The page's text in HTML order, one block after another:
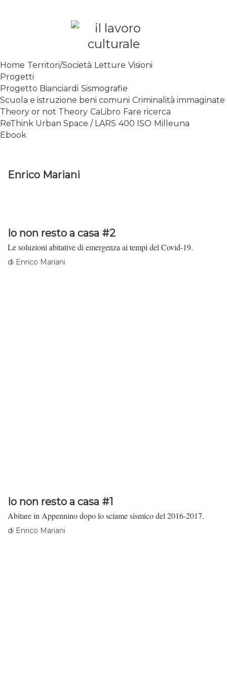
SPALANCARE LE FINESTRE DEI
CONTEMPORANEO
Home Territori/Società Letture Visioni
Progetti
Progetto Bianciardi Sismografie
Scuola e istruzione beni comuni Criminalità immaginate
Theory or not Theory CaLibro Fare ricerca
ReThink Urban Space / LARS 400 ISO Milleuna
Ebook
Enrico Mariani
Io non resto a casa #2
Le soluzioni abitative di emergenza ai tempi del Covid-19.
di Enrico Mariani
Io non resto a casa #1
Abitare in Appennino dopo lo sciame sismico del 2016-2017.
di Enrico Mariani